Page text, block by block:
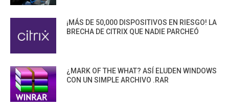
¡MÁS DE 50,000 DISPOSITIVOS EN RIESGO! LA
BRECHA DE CITRIX QUE NADIE PARCHEÓ
¿MARK OF THE WHAT? ASÍ ELUDEN WINDOWS
CON UN SIMPLE ARCHIVO .RAR